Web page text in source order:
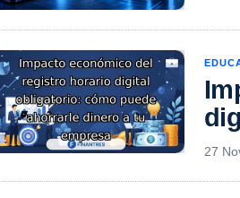
27